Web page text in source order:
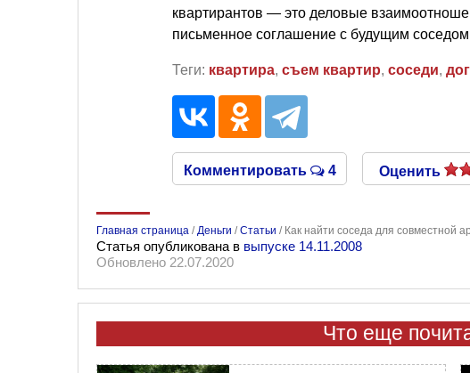
квартирантов — это деловые
письменное соглашение с будущим соседом
Теги: квартира, съем квартир, соседи,
Комментировать 4 Оценить
Главная страница / Деньги /Статьи / Как найти соседа для совместной
Статья опубликована в выпуске 14.11.2008
Обновлено 22.07.2020
Что еще